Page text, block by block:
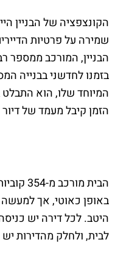
הקונצפציה של הבניין
שמירה על פרטיות
הבניין, המורכב ממספר
בזמנו לחדשני בבנייה
המיוחד שלו, הוא התבלט
הזמן קיבל מעמד של דיור
הבית
באופן כאוטי, אך
היטב. לכל דירה יש
לבית, ולחלק מהדירות